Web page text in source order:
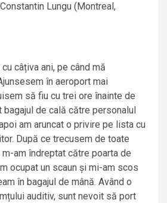
Lungu (Montreal,
câțiva ani, pe când mă
în aeroport mai
să fiu cu trei ore înainte de
de cală către personalul
am aruncat o privire pe lista cu
După ce trecusem de toate
am îndreptat către poarta de
ocupat un scaun și mi-am scos
în bagajul de mână. Având o
auditiv, sunt nevoit să port